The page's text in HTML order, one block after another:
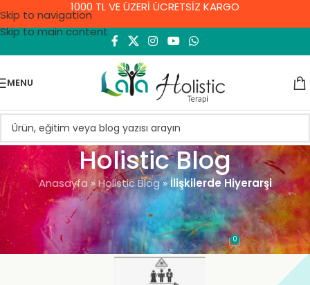
Skip to navigation
Skip to main content
1000 TL VE ÜZERİ ÜCRETSİZ KARGO
MENU
Holistic Blog
Anasayfa »Holistic Blog»İlişkilerde Hiyerarşi
GENEL
İlişkilerde Hiyerarşi
Demet YıldırımOn 8 Eylül 2021 0